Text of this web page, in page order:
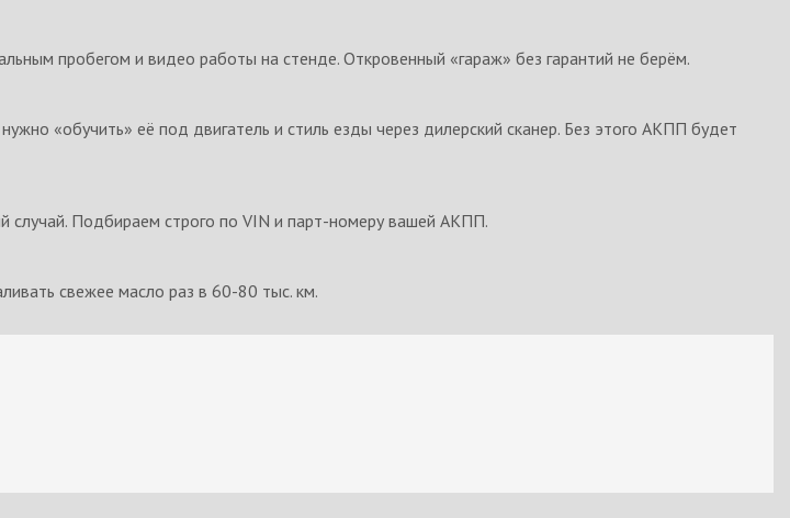
пробегом и видео работы на стенде. Откровенный «гараж» без гарантий не берём.
«обучить» её под двигатель и стиль езды через дилерский сканер. Без этого АКПП будет
случай. Подбираем строго по VIN и парт-номеру вашей АКПП.
свежее масло раз в 60-80 тыс. км.